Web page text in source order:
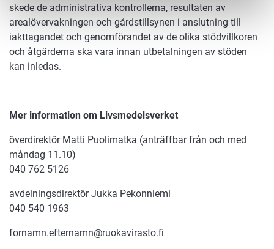
skede de administrativa kontrollerna, resultaten av
arealövervakningen och gårdstillsynen i anslutning till
iakttagandet och genomförandet av de olika stödvillkoren
och åtgärderna ska vara innan utbetalningen av stöden
kan inledas.
Mer information om Livsmedelsverket
överdirektör Matti Puolimatka (anträffbar från och med
måndag 11.10)
040 762 5126
avdelningsdirektör Jukka Pekonniemi
040 540 1963
fornamn.efternamn@ruokavirasto.fi